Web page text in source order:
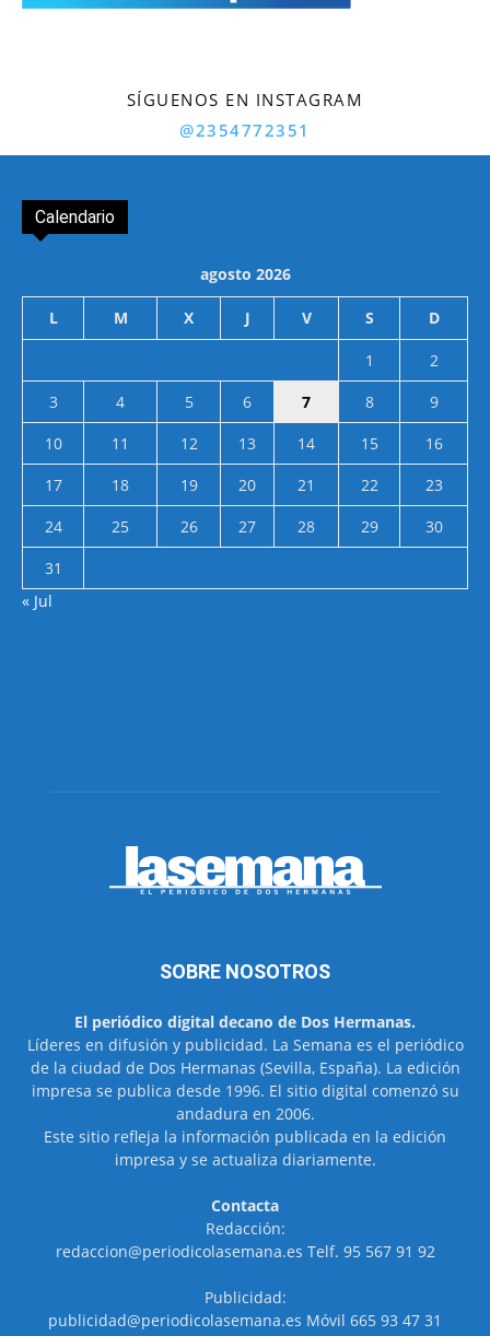
SÍGUENOS EN INSTAGRAM
@2354772351
Calendario
agosto 2026
L M X J V S D
1
2
3
4 5 6 7 8
9
10
11 12 13 14 15
16
17
18 19 20 21 22
23
24
25 26 27 28 29
30
31
« Jul
SOBRE NOSOTROS
El periódico digital decano de Dos Hermanas.
Líderes en difusión y publicidad. La Semana es el periódico
de la ciudad de Dos Hermanas (Sevilla, España). La edición
impresa se publica desde 1996. El sitio digital comenzó su
andadura en 2006.
Este sitio refleja la información publicada en la edición
impresa y se actualiza diariamente.
Contacta
Redacción:
redaccion@periodicolasemana.es Telf. 95 567 91 92
Publicidad:
publicidad@periodicolasemana.es Móvil 665 93 47 31